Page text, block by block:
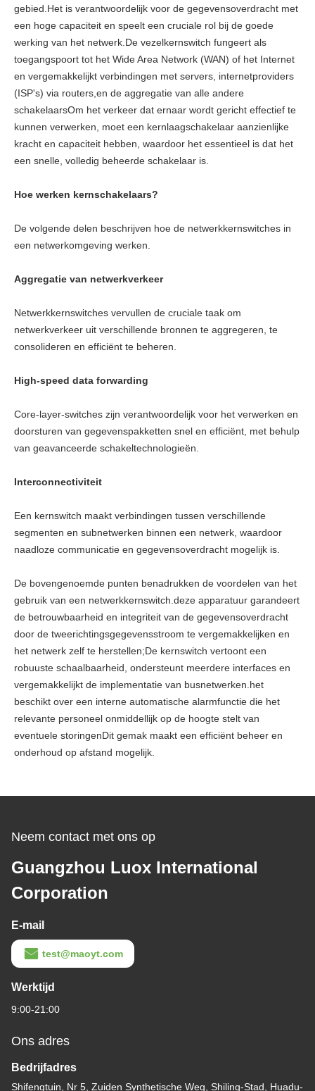
gebied.Het is verantwoordelijk voor de gegevensoverdracht met
een hoge capaciteit en speelt een cruciale rol bij de goede
werking van het netwerk.De vezelkernswitch fungeert als
toegangspoort tot het Wide Area Network (WAN) of het Internet
en vergemakkelijkt verbindingen met servers, internetproviders
(ISP's) via routers,en de aggregatie van alle andere
schakelaarsOm het verkeer dat ernaar wordt gericht effectief te
kunnen verwerken, moet een kernlaagschakelaar aanzienlijke
kracht en capaciteit hebben, waardoor het essentieel is dat het
een snelle, volledig beheerde schakelaar is.
Hoe werken kernschakelaars?
De volgende delen beschrijven hoe de netwerkkernswitches in
een netwerkomgeving werken.
Aggregatie van netwerkverkeer
Netwerkkernswitches vervullen de cruciale taak om
netwerkverkeer uit verschillende bronnen te aggregeren, te
consolideren en efficiënt te beheren.
High-speed data forwarding
Core-layer-switches zijn verantwoordelijk voor het verwerken en
doorsturen van gegevenspakketten snel en efficiënt, met behulp
van geavanceerde schakeltechnologieën.
Interconnectiviteit
Een kernswitch maakt verbindingen tussen verschillende
segmenten en subnetwerken binnen een netwerk, waardoor
naadloze communicatie en gegevensoverdracht mogelijk is.
De bovengenoemde punten benadrukken de voordelen van het
gebruik van een netwerkkernswitch.deze apparatuur garandeert
de betrouwbaarheid en integriteit van de gegevensoverdracht
door de tweerichtingsgegevensstroom te vergemakkelijken en
het netwerk zelf te herstellen;De kernswitch vertoont een
robuuste schaalbaarheid, ondersteunt meerdere interfaces en
vergemakkelijkt de implementatie van busnetwerken.het
beschikt over een interne automatische alarmfunctie die het
relevante personeel onmiddellijk op de hoogte stelt van
eventuele storingenDit gemak maakt een efficiënt beheer en
onderhoud op afstand mogelijk.
Neem contact met ons op
Guangzhou Luox International
Corporation
E-mail
test@maoyt.com
Werktijd
9:00-21:00
Ons adres
Bedrijfadres
Shifengtuin, Nr 5, Zuiden Synthetische Weg, Shiling-Stad, Huadu-